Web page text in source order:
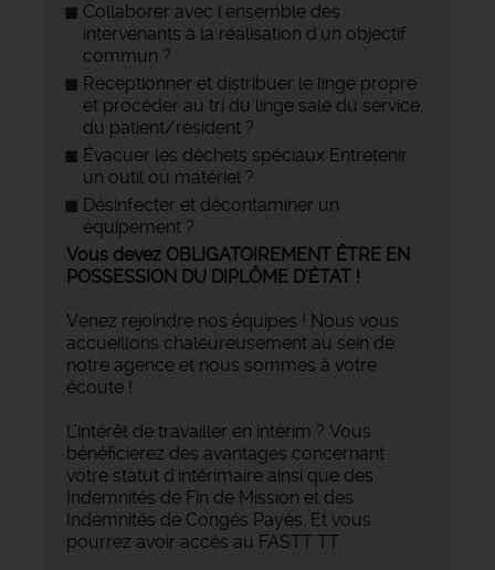
Collaborer avec l'ensemble des
intervenants à la réalisation d'un objectif
commun ?
Réceptionner et distribuer le linge propre
et procéder au tri du linge sale du service,
du patient/résident ?
Évacuer les déchets spéciaux Entretenir
un outil ou matériel ?
Désinfecter et décontaminer un
équipement ?
Vous devez OBLIGATOIREMENT ÊTRE EN
POSSESSION DU DIPLÔME D’ÉTAT !
Venez rejoindre nos équipes ! Nous vous
accueillons chaleureusement au sein de
notre agence et nous sommes à votre
écoute !
L’intérêt de travailler en intérim ? Vous
bénéficierez des avantages concernant
votre statut d'intérimaire ainsi que des
Indemnités de Fin de Mission et des
Indemnités de Congés Payés. Et vous
pourrez avoir accès au FASTT TT.